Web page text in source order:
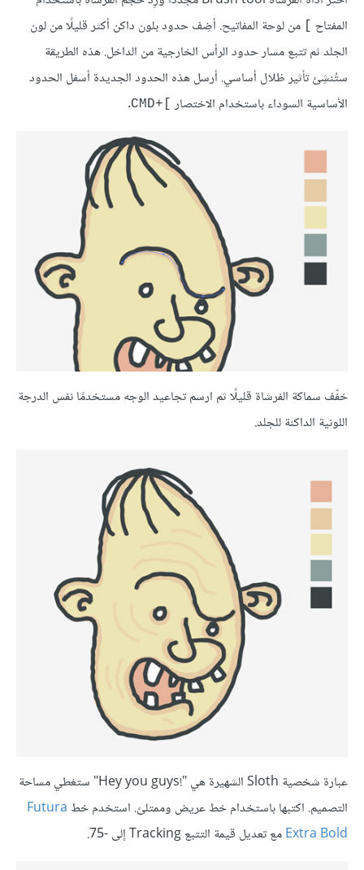
المفتاح
من لوحة المفاتيح. أضِف حدود بلون داكن أكثر قليلًا من لون
الجلد ثم تتبع مسار حدود الرأس الخارجية من الداخل. هذه الطريقة
ستُنشِئ تأثير ظلال أساسي. أرسل هذه الحدود الجديدة أسفل الحدود
الأساسية السوداء باستخدام الاختصار
]+CMD
.
خفّف سماكة الفرشاة قليلًا ثم ارسم تجاعيد الوجه مستخدمًا نفس الدرجة
اللونية الداكنة للجلد.
عبارة شخصية Sloth الشهيرة هي "!Hey you guys" ستغطي مساحة
التصميم. اكتبها باستخدام خط عريض وممتلئ. استخدم خطFutura
Extra Boldمع تعديل قيمة التتبع Tracking إلى -75.